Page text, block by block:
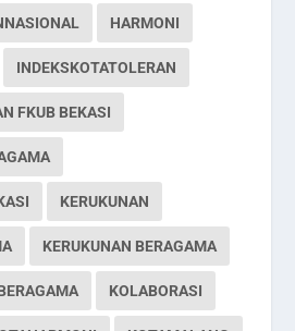
HARMONI
INDEKSKOTATOLERAN
FKUB BEKASI
KERUKUNAN
KERUKUNAN BERAGAMA
KOLABORASI